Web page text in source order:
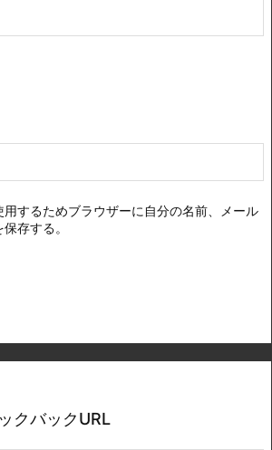
用するためブラウザーに自分の名前、メール
存する。
クバックURL